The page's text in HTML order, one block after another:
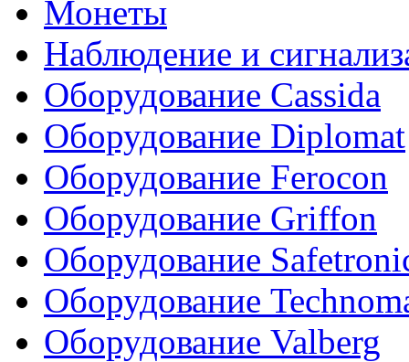
Монеты
Наблюдение и
Оборудование Cassida
Оборудование Diplomat
Оборудование Ferocon
Оборудование Griffon
Оборудование
Оборудование
Оборудование Valberg